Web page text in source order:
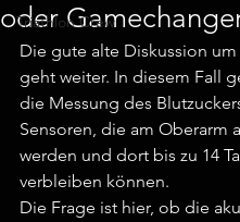
Triathlon Crew
oder
Die gute alte Diskussion
geht weiter. In diesem Fall
die Messung des
Sensoren, die am Oberarm
werden und dort bis zu 14
verbleiben können.
Die Frage ist hier, ob die